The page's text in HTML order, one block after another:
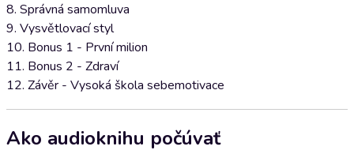
8. Správná samomluva
9. Vysvětlovací styl
10. Bonus 1 - První milion
11. Bonus 2 - Zdraví
12. Závěr - Vysoká škola sebemotivace
Ako audioknihu počúvať